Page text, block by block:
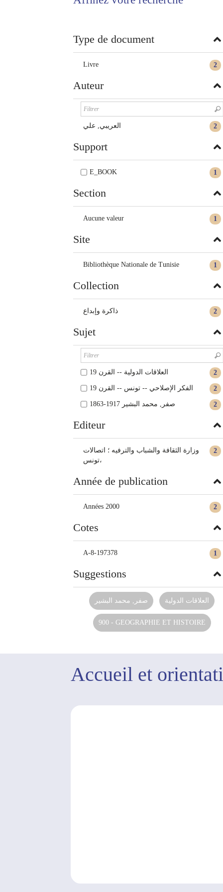
Type de document
2
Livre
Auteur
2 العريبي, علي
Support
1
E_BOOK
Section
1
Aucune valeur
Site
1
Bibliothèque Nationale de Tunisie
Collection
2 ذاكرة وإبداع
Sujet
2 العلاقات الدولية -- القرن 19
2 الفكر الإصلاحي -- تونس -- القرن 19
2 صفر, محمد البشير 1917-1863
Editeur
2
وزارة الثقافة والشباب والترفيه ؛ اتصالات
تونس،
Année de publication
2
Années 2000
Cotes
1
A-8-197378
Suggestions
صفر, محمد البشير العلاقات الدولية
900 - GEOGRAPHIE ET HISTOIRE
Accueil et